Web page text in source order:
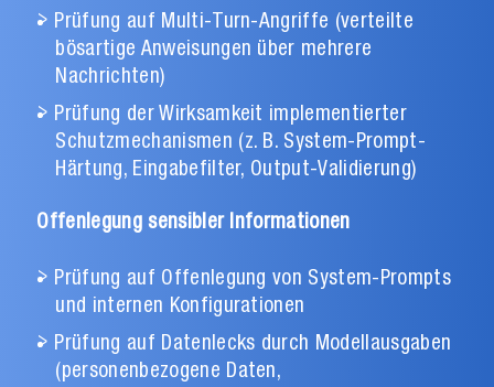
Prüfung auf Multi-Turn-Angriffe (verteilte
bösartige Anweisungen über mehrere
Nachrichten)
Prüfung der Wirksamkeit implementierter
Schutzmechanismen (z. B. System-Prompt-
Härtung, Eingabefilter, Output-Validierung)
Offenlegung sensibler Informationen
Prüfung auf Offenlegung von System-Prompts
und internen Konfigurationen
Prüfung auf Datenlecks durch Modellausgaben
(personenbezogene Daten,